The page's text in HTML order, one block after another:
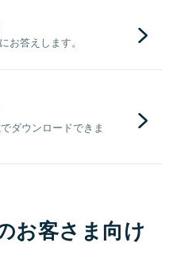
お答えします。
ダウンロードできま
お客さま向け